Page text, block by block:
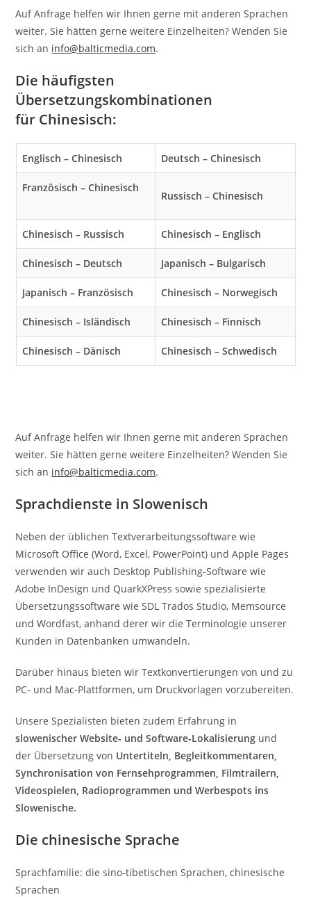
Auf Anfrage helfen wir Ihnen gerne mit anderen Sprachen
weiter. Sie hätten gerne weitere Einzelheiten? Wenden Sie
sich an info@balticmedia.com.
Die häufigsten
Übersetzungskombinationen
für Chinesisch:
Englisch – Chinesisch Deutsch – Chinesisch
Französisch – Chinesisch
Russisch – Chinesisch
Chinesisch – Russisch Chinesisch – Englisch
Chinesisch – Deutsch Japanisch – Bulgarisch
Japanisch – Französisch Chinesisch – Norwegisch
Chinesisch – Isländisch Chinesisch – Finnisch
Chinesisch – Dänisch Chinesisch – Schwedisch
Auf Anfrage helfen wir Ihnen gerne mit anderen Sprachen
weiter. Sie hätten gerne weitere Einzelheiten? Wenden Sie
sich an info@balticmedia.com.
Sprachdienste in Slowenisch
Neben der üblichen Textverarbeitungssoftware wie
Microsoft Office (Word, Excel, PowerPoint) und Apple Pages
verwenden wir auch Desktop Publishing-Software wie
Adobe InDesign und QuarkXPress sowie spezialisierte
Übersetzungssoftware wie SDL Trados Studio, Memsource
und Wordfast, anhand derer wir die Terminologie unserer
Kunden in Datenbanken umwandeln.
Darüber hinaus bieten wir Textkonvertierungen von und zu
PC- und Mac-Plattformen, um Druckvorlagen vorzubereiten.
Unsere Spezialisten bieten zudem Erfahrung in
slowenischer Website- und Software-Lokalisierung und
der Übersetzung von Untertiteln, Begleitkommentaren,
Synchronisation von Fernsehprogrammen, Filmtrailern,
Videospielen, Radioprogrammen und Werbespots ins
Slowenische.
Die chinesische Sprache
Sprachfamilie: die sino-tibetischen Sprachen, chinesische
Sprachen